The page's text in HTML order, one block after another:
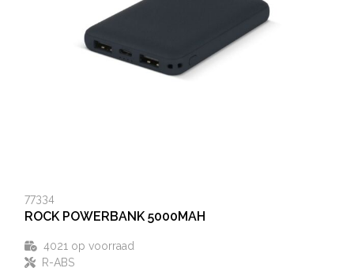
77334
ROCK POWERBANK 5000MAH
4021 op voorraad
R-ABS